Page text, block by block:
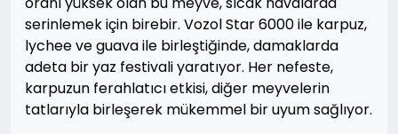
serinlemek için birebir. Vozol Star 6000 ile karpuz,
lychee ve guava ile birleştiğinde, damaklarda
adeta bir yaz festivali yaratıyor. Her nefeste,
karpuzun ferahlatıcı etkisi, diğer meyvelerin
tatlarıyla birleşerek mükemmel bir uyum sağlıyor.